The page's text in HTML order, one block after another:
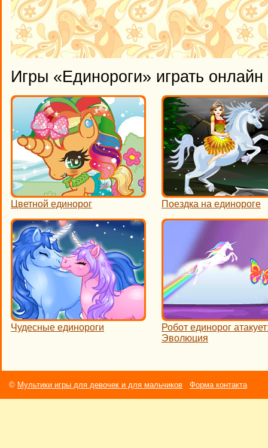
Игры «Единороги» играть онлайн
Цветной единорог Поездка на единороге
Чудесные единороги
Робот единорог
Эволюция
© Мультики игры для девочек и для мальчиков Форма контакта